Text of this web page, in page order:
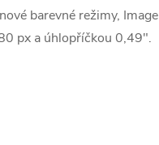
barevné režimy, Image
px a úhlopříčkou 0,49".